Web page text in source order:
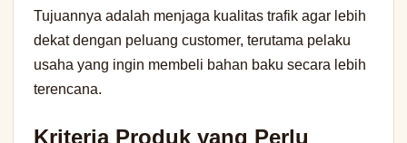
Tujuannya adalah menjaga kualitas trafik agar lebih
dekat dengan peluang customer, terutama pelaku
usaha yang ingin membeli bahan baku secara lebih
terencana.
Kriteria Produk yang Perlu